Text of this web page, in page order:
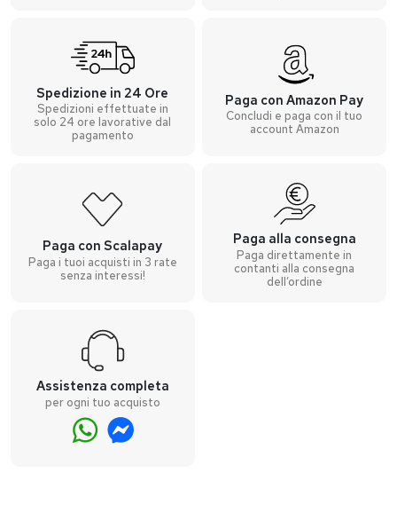
Spedizione in 24 Ore
Spedizioni effettuate in
solo 24 ore lavorative dal
pagamento
Paga con Amazon Pay
Concludi e paga con il tuo
account Amazon
Paga con Scalapay
Paga i tuoi acquisti in 3 rate
senza interessi!
Paga alla consegna
Paga direttamente in
contanti alla consegna
dell’ordine
Assistenza completa
per ogni tuo acquisto